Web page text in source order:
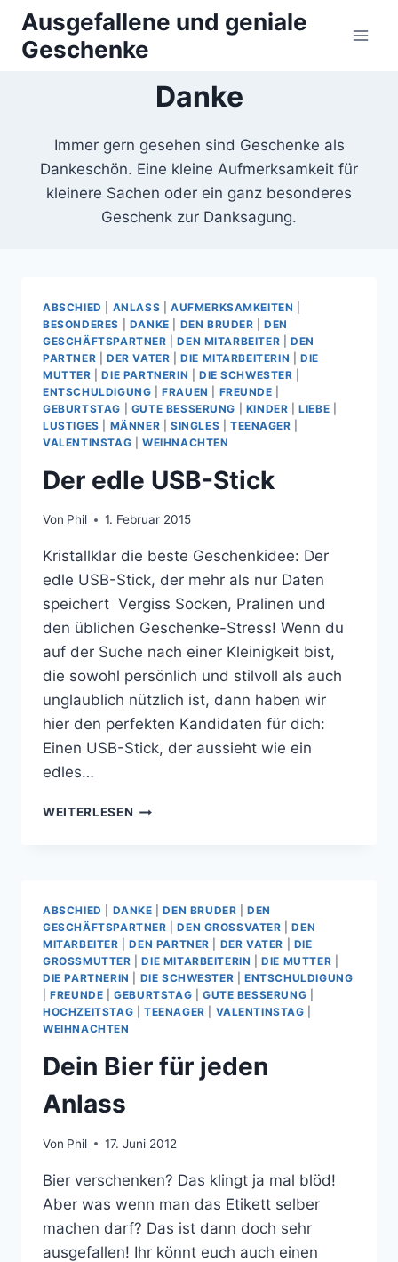
Zum
Inhalt
springen
Ausgefallene und geniale
Geschenke
Danke
Immer gern gesehen sind Geschenke als
Dankeschön. Eine kleine Aufmerksamkeit für
kleinere Sachen oder ein ganz besonderes
Geschenk zur Danksagung.
ABSCHIED ANLASS AUFMERKSAMKEITEN
BESONDERES
DANKE DEN BRUDER |DEN
GESCHÄFTSPARTNER |DEN MITARBEITER |DEN
PARTNER
DER VATER |DIE MITARBEITERIN |DIE
MUTTER |DIE PARTNERIN DIE SCHWESTER
ENTSCHULDIGUNG |FRAUEN FREUNDE
GEBURTSTAG
GUTE BESSERUNG KINDER |LIEBE
LUSTIGES
MÄNNER SINGLES TEENAGER
VALENTINSTAG
WEIHNACHTEN
Der edle USB-Stick
Von Phil 1. Februar 2015
Kristallklar die beste Geschenkidee: Der
edle USB-Stick, der mehr als nur Daten
speichert Vergiss Socken, Pralinen und
den üblichen Geschenke-Stress! Wenn du
auf der Suche nach einer Kleinigkeit bist,
die sowohl persönlich und stilvoll als auch
unglaublich nützlich ist, dann haben wir
hier den perfekten Kandidaten für dich:
Einen USB-Stick, der aussieht wie ein
edles…
WEITERLESEN DER
ABSCHIED DANKE |DEN BRUDER |DEN
GESCHÄFTSPARTNER |DEN GROSSVATER |DEN
MITARBEITER |DEN PARTNER DER VATER
DIE
GROSSMUTTER
|DIE MITARBEITERIN |DIE MUTTER
DIE PARTNERIN
DIE SCHWESTER |ENTSCHULDIGUNG
|FREUNDE |GEBURTSTAG GUTE BESSERUNG
HOCHZEITSTAG
TEENAGER VALENTINSTAG
WEIHNACHTEN
Dein Bier für jeden
Anlass
Von Phil 17. Juni 2012
Bier verschenken? Das klingt ja mal blöd!
Aber was wenn man das Etikett selber
machen darf? Das ist dann doch sehr
ausgefallen! Ihr könnt euch auch einen